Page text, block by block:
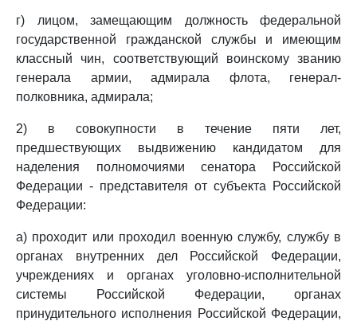
г) лицом, замещающим должность федеральной
государственной гражданской службы и имеющим
классный чин, соответствующий воинскому званию
генерала армии, адмирала флота, генерал-
полковника, адмирала;
2) в совокупности в течение пяти лет,
предшествующих выдвижению кандидатом для
наделения полномочиями сенатора Российской
Федерации - представителя от субъекта Российской
Федерации:
а) проходит или проходил военную службу, службу в
органах внутренних дел Российской Федерации,
учреждениях и органах уголовно-исполнительной
системы Российской Федерации, органах
принудительного исполнения Российской Федерации,